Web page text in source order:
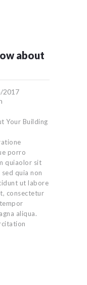
about
2017
porro
quiaolor sit
quia non
ut labore
consectetur
aliqua.